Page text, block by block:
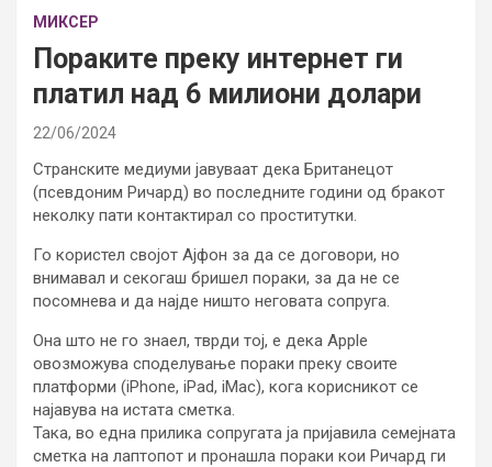
МИКСЕР
Пораките преку интернет ги
платил над 6 милиони долари
22/06/2024
Странските медиуми јавуваат дека Британецот
(псевдоним Ричард) во последните години од бракот
неколку пати контактирал со проститутки.
Го користел својот Ајфон за да се договори, но
внимавал и секогаш бришел пораки, за да не се
посомнева и да најде ништо неговата сопруга.
Она што не го знаел, тврди тој, е дека Apple
овозможува споделување пораки преку своите
платформи (iPhone, iPad, iMac), кога корисникот се
најавува на истата сметка.
Така, во една прилика сопругата ја пријавила семејната
сметка на лаптопот и пронашла пораки кои Ричард ги